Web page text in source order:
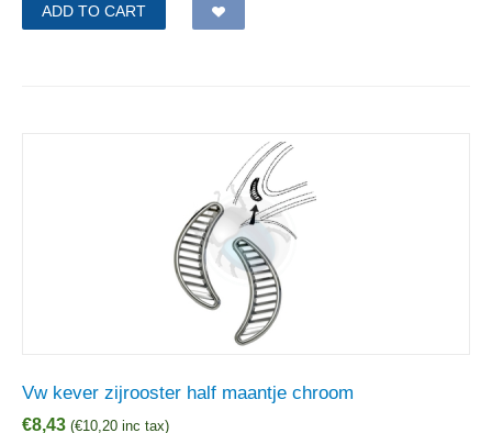
ADD TO CART
Vw kever zijrooster half maantje chroom
€8,43 (€10,20 inc tax)